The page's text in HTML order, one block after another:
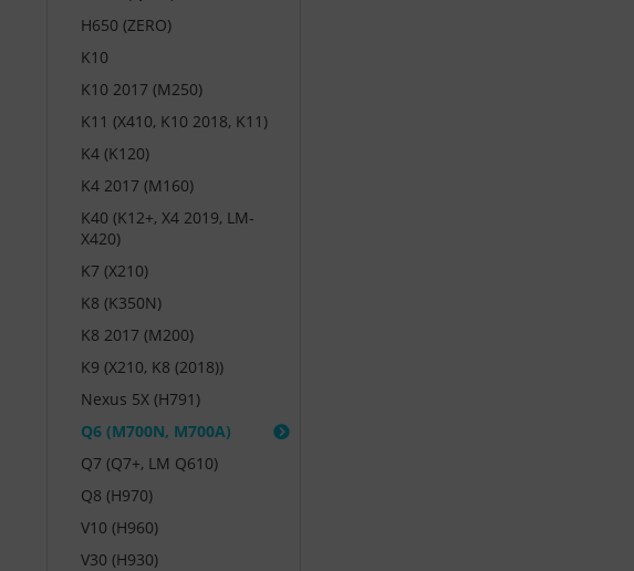
H650 (ZERO)
K10
K10 2017 (M250)
K11 (X410, K10 2018, K11)
K4 (K120)
K4 2017 (M160)
K40 (K12+, X4 2019, LM-
X420)
K7 (X210)
K8 (K350N)
K8 2017 (M200)
K9 (X210, K8 (2018))
Nexus 5X (H791)
Q6 (M700N, M700A)
Q7 (Q7+, LM Q610)
Q8 (H970)
V10 (H960)
V30 (H930)